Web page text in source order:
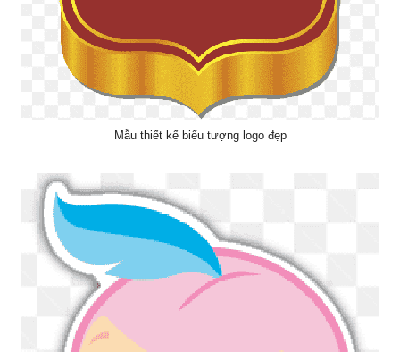
Mẫu thiết kế biểu tượng logo đẹp